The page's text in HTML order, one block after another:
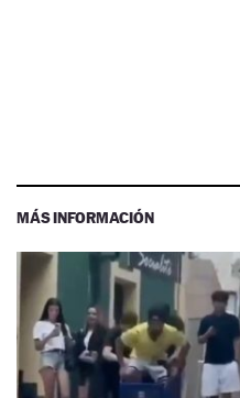
MÁS INFORMACIÓN